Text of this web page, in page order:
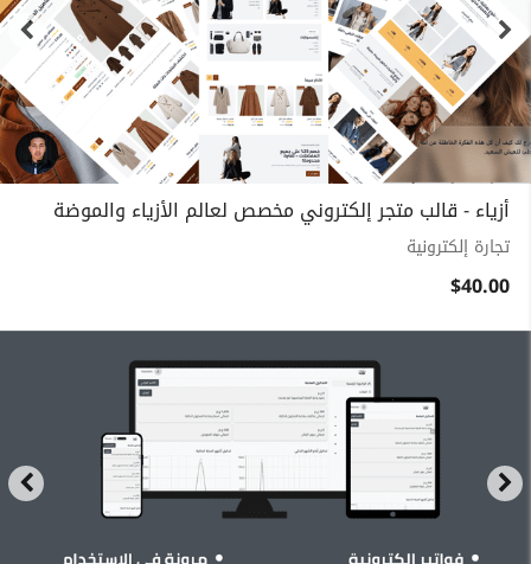
أزياء - قالب متجر إلكتروني مخصص لعالم الأزياء والموضة
تجارة إلكترونية
$40.00